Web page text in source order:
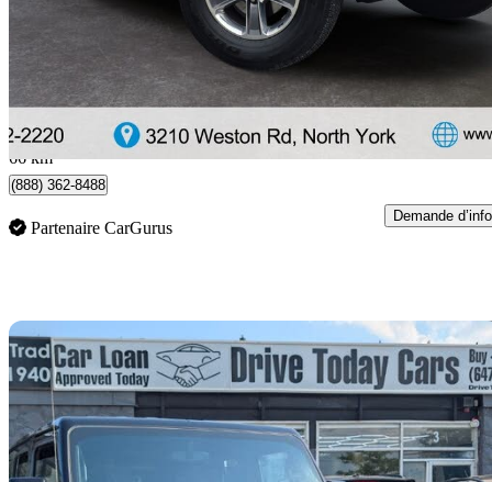
28 770 $
584 $/mois env.
North York, ON
66 km
(888) 362-8488
Partenaire CarGurus
Demande d’info